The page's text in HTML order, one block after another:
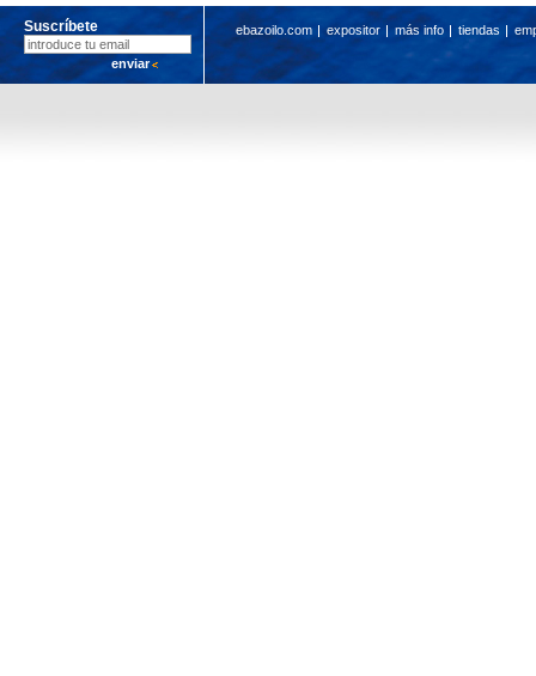
Suscríbete
enviar
ebazoilo.com expositor más info tiendas